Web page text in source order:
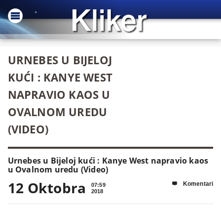
URNEBES U BIJELOJ
KUĆI : KANYE WEST
NAPRAVIO KAOS U
OVALNOM UREDU
(VIDEO)
Urnebes u Bijeloj kući : Kanye West napravio kaos
u Ovalnom uredu (Video)
12 Oktobra
07:59
2018
 Komentari